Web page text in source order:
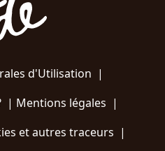
d'Utilisation |
| Mentions légales |
et autres traceurs |